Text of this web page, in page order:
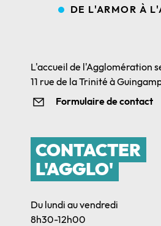
DE L'ARMOR À
L'accueil de l'Agglomération
11 rue de la Trinité à
Formulaire de contact
CONTACTER
L'AGGLO'
Du lundi au vendredi
8h30-12h00